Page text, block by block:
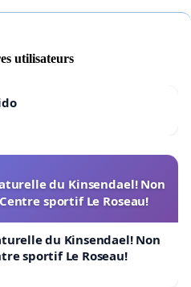
utilisateurs
du Kinsendael! Non
sportif Le Roseau!
du Kinsendael! Non
sportif Le Roseau!